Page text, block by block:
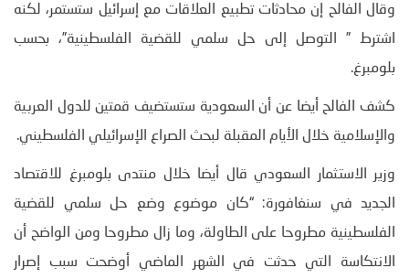
وقال الفالح إن محادثات تطبيع العلاقات مع إسرائيل ستستمر، لكنه
اشترط ” التوصل إلى حل سلمي للقضية الفلسطينية”، بحسب
بلومبرغ.
كشف الفالح أيضا عن أن السعودية ستستضيف قمتين للدول العربية
والإسلامية خلال الأيام المقبلة لبحث الصراع الإسرائيلي الفلسطيني.
وزير الاستثمار السعودي قال أيضا خلال منتدى بلومبرغ للاقتصاد
الجديد في سنغافورة: “كان موضوع وضع حل سلمي للقضية
الفلسطينية مطروحا على الطاولة، وما زال مطروحا ومن الواضح أن
الانتكاسة التي حدثت في الشهر الماضي أوضحت سبب إصرار